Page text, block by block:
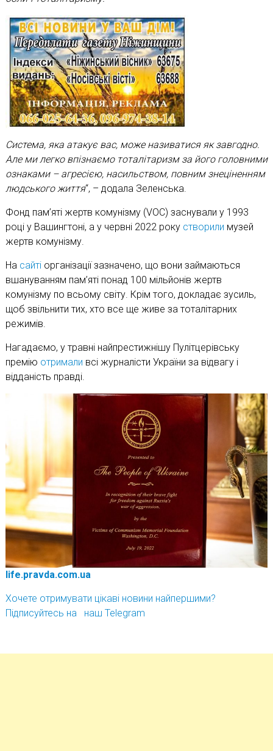
Система, яка атакує вас, може називатися як завгодно.
Але ми легко впізнаємо тоталітаризм за його головними
ознаками – агресією, насильством, повним знеціненням
людського життя“, – додала Зеленська.
Фонд пам’яті жертв комунізму (VOC) заснували у 1993
році у Вашингтоні, а у червні 2022 року створили музей
жертв комунізму.
На сайтіорганізації зазначено, що вони займаються
вшануванням пам’яті понад 100 мільйонів жертв
комунізму по всьому світу. Крім того, докладає зусиль,
щоб звільнити тих, хто все ще живе за тоталітарних
режимів.
Нагадаємо, у травні найпрестижнішу Пулітцерівську
премію отримали всі журналісти України за відвагу і
відданість правді.
life.pravda.com.ua
Хочете отримувати цікаві новини найпершими?
Підписуйтесь на наш Telegram